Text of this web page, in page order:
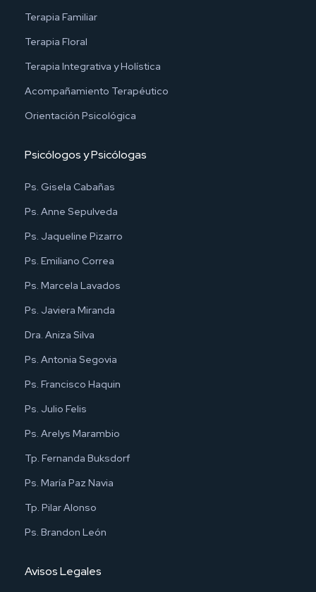
Terapia Familiar
Terapia Floral
Terapia Integrativa y Holística
Acompañamiento Terapéutico
Orientación Psicológica
Psicólogos y Psicólogas
Ps. Gisela Cabañas
Ps. Anne Sepulveda
Ps. Jaqueline Pizarro
Ps. Emiliano Correa
Ps. Marcela Lavados
Ps. Javiera Miranda
Dra. Aniza Silva
Ps. Antonia Segovia
Ps. Francisco Haquin
Ps. Julio Felis
Ps. Arelys Marambio
Tp. Fernanda Buksdorf
Ps. María Paz Navia
Tp. Pilar Alonso
Ps. Brandon León
Avisos Legales